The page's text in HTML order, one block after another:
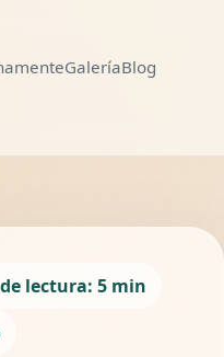
GaleríaBlog
Compartir
lectura: 5 min